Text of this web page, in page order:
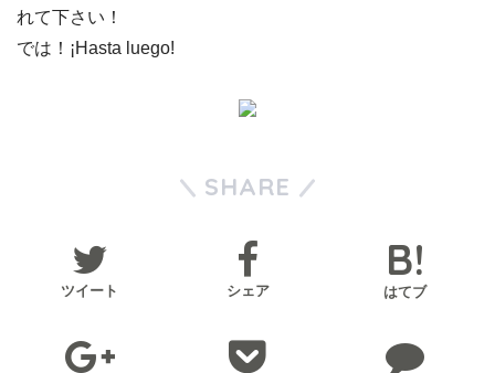
れて下さい！
では！¡Hasta luego!
SHARE
ツイート シェア はてブ